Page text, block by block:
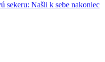
Našli k sebe nakoniec